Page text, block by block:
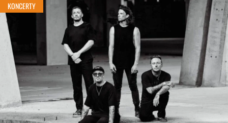
KONCERTY